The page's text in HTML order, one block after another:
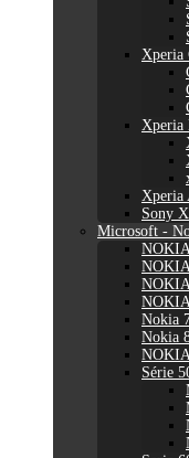
Xperia
Xperia
Xperia
Sony
Microsoft -
Nokia
Nokia
Série